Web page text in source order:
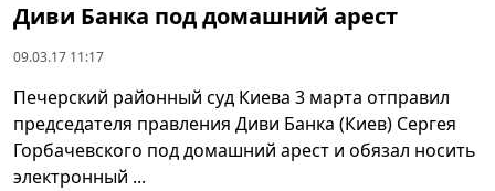
Диви Банка под домашний арест
09.03.17 11:17
Печерский районный суд Киева 3 марта отправил
председателя правления Диви Банка (Киев) Сергея
Горбачевского под домашний арест и обязал носить
электронный ...